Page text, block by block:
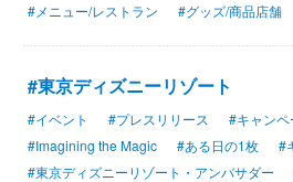
#メニュー/レストラン
#グッズ/商品店舗
#東京ディズニーリゾート
#イベント #プレスリリース
#キャンペ
#Imagining the Magic
#ある日の1枚
#
#東京ディズニーリゾート・アンバサダー